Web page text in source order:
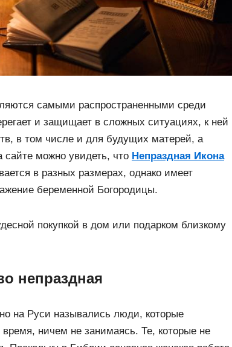
самыми распространенными среди
и защищает в сложных ситуациях, к ней
в том числе и для будущих матерей, а
можно увидеть, что Непраздная Икона
в разных размерах, однако имеет
беременной Богородицы.
покупкой в дом или подарком близкому
непраздная
на Руси назывались люди, которые
ничем не занимаясь. Те, которые не